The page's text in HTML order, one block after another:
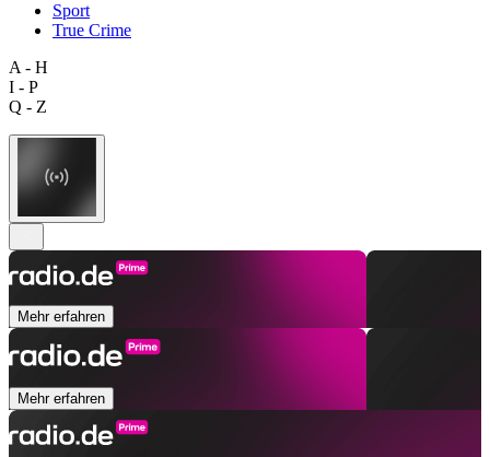
Sport
True Crime
A - H
I - P
Q - Z
Mehr erfahren
Mehr erfahren